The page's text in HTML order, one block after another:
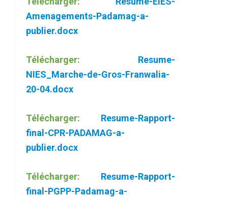
Amenagements-Padamag-a-
publier.docx
Télécharger:
Resume-
NIES_Marche-de-Gros-Franwalia-
20-04.docx
Télécharger:
Resume-Rapport-
final-CPR-PADAMAG-a-
publier.docx
Télécharger:
Resume-Rapport-
final-PGPP-Padamag-a-